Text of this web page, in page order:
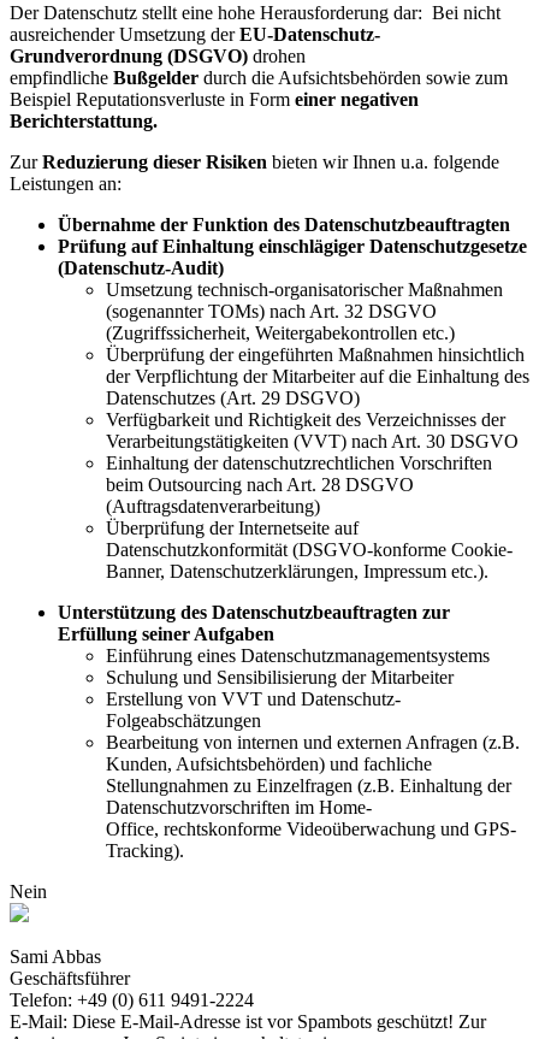
Der Datenschutz stellt eine hohe Herausforderung dar: Bei nicht
ausreichender Umsetzung derEU-Datenschutz-
Grundverordnung (DSGVO) drohen
empfindliche Bußgelder durch die Aufsichtsbehörden sowie zum
Beispiel Reputationsverluste in Form einer negativen
Berichterstattung.
ZurReduzierung dieser Risiken bieten wir Ihnen u.a. folgende
Leistungen an:
Übernahme der Funktion des Datenschutzbeauftragten
Prüfung auf Einhaltung einschlägiger Datenschutzgesetze
(Datenschutz-Audit)
Umsetzung technisch-organisatorischer Maßnahmen
(sogenannter TOMs) nach Art. 32 DSGVO
(Zugriffssicherheit, Weitergabekontrollen etc.)
Überprüfung der eingeführten Maßnahmen hinsichtlich
der Verpflichtung der Mitarbeiter auf die Einhaltung des
Datenschutzes (Art. 29 DSGVO)
Verfügbarkeit und Richtigkeit des Verzeichnisses der
Verarbeitungstätigkeiten (VVT) nach Art. 30 DSGVO
Einhaltung der datenschutzrechtlichen Vorschriften
beim Outsourcing nach Art. 28 DSGVO
(Auftragsdatenverarbeitung)
Überprüfung der Internetseite auf
Datenschutzkonformität (DSGVO-konforme Cookie-
Banner, Datenschutzerklärungen, Impressum etc.).
Unterstützung des Datenschutzbeauftragten zur
Erfüllung seiner Aufgaben
Einführung eines Datenschutzmanagementsystems
Schulung und Sensibilisierung der Mitarbeiter
Erstellung von VVT und Datenschutz-
Folgeabschätzungen
Bearbeitung von internen und externen Anfragen (z.B.
Kunden, Aufsichtsbehörden) und fachliche
Stellungnahmen zu Einzelfragen (z.B. Einhaltung der
Datenschutzvorschriften im Home-
Office, rechtskonforme Videoüberwachung und GPS-
Tracking).
Nein
Sami Abbas
Geschäftsführer
Telefon: +49 (0) 611 9491-2224
E-Mail: Diese E-Mail-Adresse ist vor Spambots geschützt! Zur